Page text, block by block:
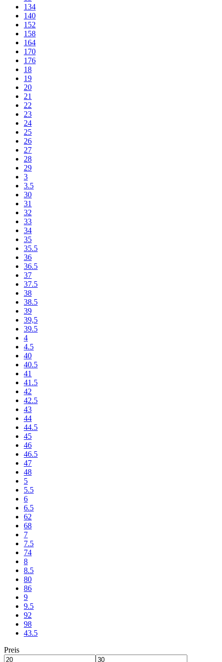
134
140
152
158
164
170
176
18
19
20
21
22
23
24
25
26
27
28
29
3
3.5
30
31
32
33
34
35
35.5
36
36.5
37
37.5
38
38.5
39
39,5
39.5
4
4.5
40
40.5
41
41.5
42
42.5
43
44
44.5
45
46
46.5
47
48
5
5.5
6
6.5
62
68
7
7.5
74
8
8.5
80
86
9
9.5
92
98
43.5
Preis